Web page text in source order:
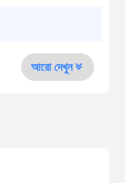
আরো দেখুন